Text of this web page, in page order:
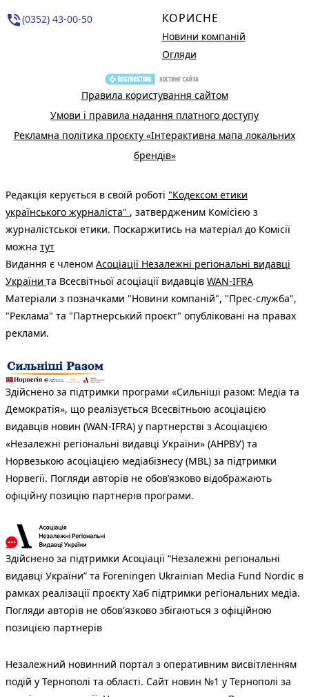
phone_in_talk(0352) 43-00-50 КОРИСНЕ
Новини компаній
Огляди
Правила користування сайтом
Умови і правила надання платного доступу
Рекламна політика проєкту «Інтерактивна мапа локальних
брендів»
Редакція керується в своїй роботі "Кодексом етики
українського журналіста" , затвердженим Комісією з
журналістської етики. Поскаржитись на матеріал до Комісії
можна тут
Видання є членом Асоціації Незалежні регіональні видавці
України та Всесвітньої асоціації видавців WAN-IFRA
Матеріали з позначками "Новини компаній", "Прес-служба",
"Реклама" та "Партнерський проєкт" опубліковані на правах
реклами.
Здійснено за підтримки програми «Сильніші разом: Медіа та
Демократія», що реалізується Всесвітньою асоціацією
видавців новин (WAN-IFRA) у партнерстві з Асоціацією
«Незалежні регіональні видавці України» (АНРВУ) та
Норвезькою асоціацією медіабізнесу (MBL) за підтримки
Норвегії. Погляди авторів не обов’язково відображають
офіційну позицію партнерів програми.
Здійснено за підтримки Асоціації “Незалежні регіональні
видавці України” та Foreningen Ukrainian Media Fund Nordic в
рамках реалізації проєкту Хаб підтримки регіональних медіа.
Погляди авторів не обов'язково збігаються з офіційною
позицією партнерів
Незалежний новинний портал з оперативним висвітленням
подій у Тернополі та області. Сайт новин №1 у Тернополі за